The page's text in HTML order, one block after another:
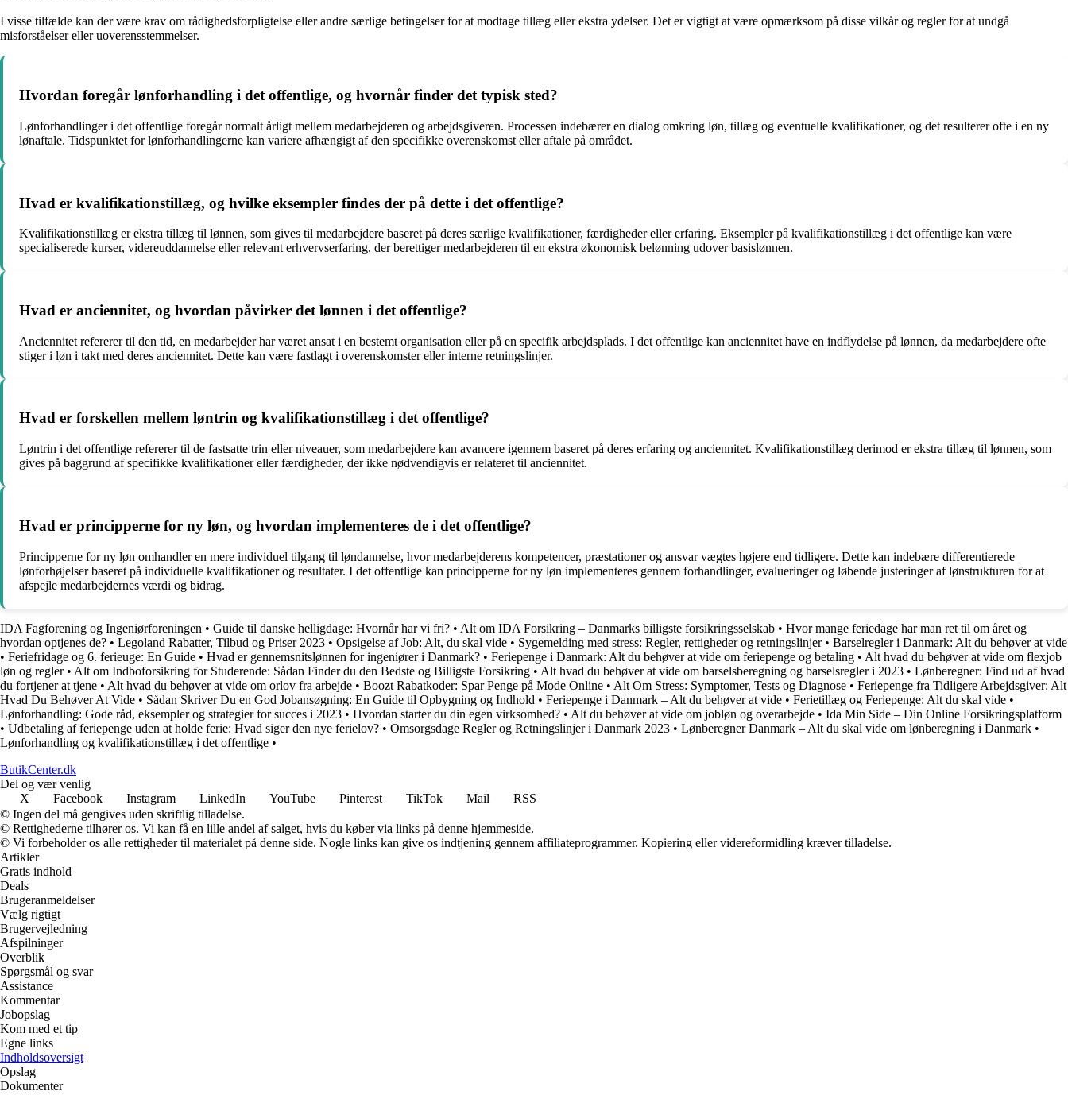
I visse tilfælde kan der være krav om rådighedsforpligtelse eller andre særlige betingelser for at modtage tillæg eller ekstra ydelser. Det er vigtigt at være opmærksom på disse vilkår og regler for at undgå
misforståelser eller uoverensstemmelser.
Hvordan foregår lønforhandling i det offentlige, og hvornår finder det typisk sted?
Lønforhandlinger i det offentlige foregår normalt årligt mellem medarbejderen og arbejdsgiveren. Processen indebærer en dialog omkring løn, tillæg og eventuelle kvalifikationer, og det resulterer ofte i en ny
lønaftale. Tidspunktet for lønforhandlingerne kan variere afhængigt af den specifikke overenskomst eller aftale på området.
Hvad er kvalifikationstillæg, og hvilke eksempler findes der på dette i det offentlige?
Kvalifikationstillæg er ekstra tillæg til lønnen, som gives til medarbejdere baseret på deres særlige kvalifikationer, færdigheder eller erfaring. Eksempler på kvalifikationstillæg i det offentlige kan være
specialiserede kurser, videreuddannelse eller relevant erhvervserfaring, der berettiger medarbejderen til en ekstra økonomisk belønning udover basislønnen.
Hvad er anciennitet, og hvordan påvirker det lønnen i det offentlige?
Anciennitet refererer til den tid, en medarbejder har været ansat i en bestemt organisation eller på en specifik arbejdsplads. I det offentlige kan anciennitet have en indflydelse på lønnen, da medarbejdere ofte
stiger i løn i takt med deres anciennitet. Dette kan være fastlagt i overenskomster eller interne retningslinjer.
Hvad er forskellen mellem løntrin og kvalifikationstillæg i det offentlige?
Løntrin i det offentlige refererer til de fastsatte trin eller niveauer, som medarbejdere kan avancere igennem baseret på deres erfaring og anciennitet. Kvalifikationstillæg derimod er ekstra tillæg til lønnen, som
gives på baggrund af specifikke kvalifikationer eller færdigheder, der ikke nødvendigvis er relateret til anciennitet.
Hvad er principperne for ny løn, og hvordan implementeres de i det offentlige?
Principperne for ny løn omhandler en mere individuel tilgang til løndannelse, hvor medarbejderens kompetencer, præstationer og ansvar vægtes højere end tidligere. Dette kan indebære differentierede
lønforhøjelser baseret på individuelle kvalifikationer og resultater. I det offentlige kan principperne for ny løn implementeres gennem forhandlinger, evalueringer og løbende justeringer af lønstrukturen for at
afspejle medarbejdernes værdi og bidrag.
IDA Fagforening og Ingeniørforeningen • Guide til danske helligdage: Hvornår har vi fri? • Alt om IDA Forsikring – Danmarks billigste forsikringsselskab • Hvor mange feriedage har man ret til om året og
hvordan optjenes de? • Legoland Rabatter, Tilbud og Priser 2023 • Opsigelse af Job: Alt, du skal vide • Sygemelding med stress: Regler, rettigheder og retningslinjer• Barselregler i Danmark: Alt du behøver at vide
• Feriefridage og 6. ferieuge: En Guide • Hvad er gennemsnitslønnen for ingeniører i Danmark? • Feriepenge i Danmark: Alt du behøver at vide om feriepenge og betaling • Alt hvad du behøver at vide om flexjob
løn og regler• Alt om Indboforsikring for Studerende: Sådan Finder du den Bedste og Billigste Forsikring • Alt hvad du behøver at vide om barselsberegning og barselsregler i 2023 • Lønberegner: Find ud af hvad
du fortjener at tjene • Alt hvad du behøver at vide om orlov fra arbejde • Boozt Rabatkoder: Spar Penge på Mode Online • Alt Om Stress: Symptomer, Tests og Diagnose • Feriepenge fra Tidligere Arbejdsgiver: Alt
Hvad Du Behøver At Vide • Sådan Skriver Du en God Jobansøgning: En Guide til Opbygning og Indhold • Feriepenge i Danmark – Alt du behøver at vide • Ferietillæg og Feriepenge: Alt du skal vide •
Lønforhandling: Gode råd, eksempler og strategier for succes i 2023 • Hvordan starter du din egen virksomhed? • Alt du behøver at vide om jobløn og overarbejde • Ida Min Side – Din Online Forsikringsplatform
• Udbetaling af feriepenge uden at holde ferie: Hvad siger den nye ferielov? • Omsorgsdage Regler og Retningslinjer i Danmark 2023 • Lønberegner Danmark – Alt du skal vide om lønberegning i Danmark •
Lønforhandling og kvalifikationstillæg i det offentlige •
ButikCenter.dk
Del og vær venlig
X
Facebook Instagram LinkedIn YouTube Pinterest TikTok Mail
RSS
© Ingen del må gengives uden skriftlig tilladelse.
© Rettighederne tilhører os. Vi kan få en lille andel af salget, hvis du køber via links på denne hjemmeside.
© Vi forbeholder os alle rettigheder til materialet på denne side. Nogle links kan give os indtjening gennem affiliateprogrammer. Kopiering eller videreformidling kræver tilladelse.
Artikler
Gratis indhold
Deals
Brugeranmeldelser
Vælg rigtigt
Brugervejledning
Afspilninger
Overblik
Spørgsmål og svar
Assistance
Kommentar
Jobopslag
Kom med et tip
Egne links
Indholdsoversigt
Opslag
Dokumenter